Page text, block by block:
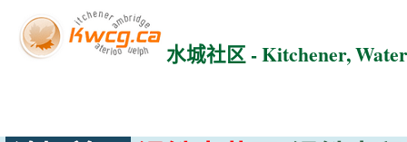
水城社区 - Kitchener,